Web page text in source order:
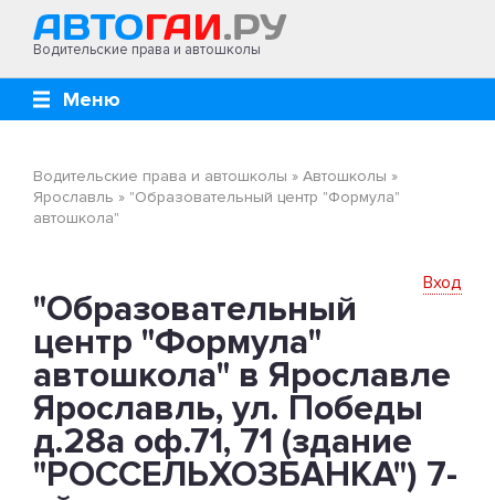
Водительские права и автошколы
Меню
Водительские права и автошколы » Автошколы »
Ярославль » "Образовательный центр "Формула"
автошкола"
Вход
"Образовательный
центр "Формула"
автошкола" в Ярославле
Ярославль, ул. Победы
д.28а оф.71, 71 (здание
"РОССЕЛЬХОЗБАНКА") 7-